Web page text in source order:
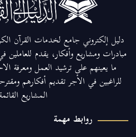
دليل إلكتروني جامع لخدمات القرآن
مبادرات ومشاريع وأفكار، يقدم
ما يعينهم على ترشيد العمل ومعرفة
للراغبين في الأجر تقديم أفكارهم
المشاريع
روابط مهمة